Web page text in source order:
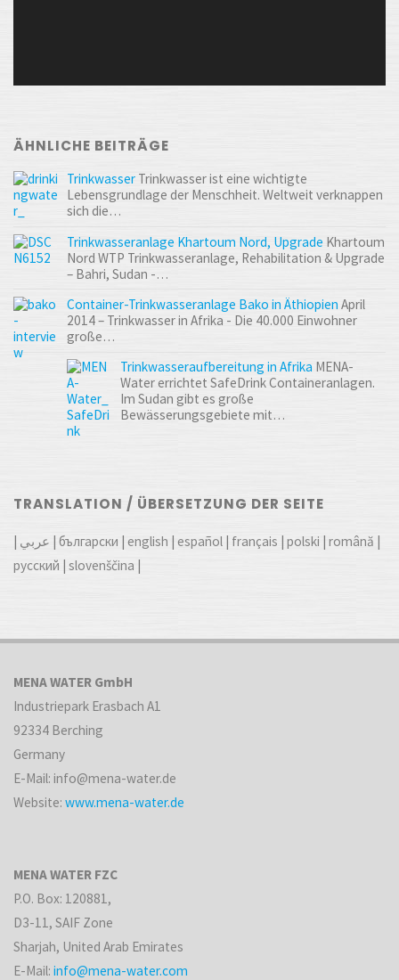
ÄHNLICHE BEITRÄGE
Trinkwasser Trinkwasser ist eine wichtigte
Lebensgrundlage der Menschheit. Weltweit verknappen
sich die…
Trinkwasseranlage Khartoum Nord, Upgrade Khartoum
Nord WTP Trinkwasseranlage, Rehabilitation & Upgrade
– Bahri, Sudan -…
Container-Trinkwasseranlage Bako in Äthiopien April
2014 – Trinkwasser in Afrika - Die 40.000 Einwohner
große…
Trinkwasseraufbereitung in Afrika MENA-
Water errichtet SafeDrink Containeranlagen.
Im Sudan gibt es große
Bewässerungsgebiete mit…
TRANSLATION / ÜBERSETZUNG DER SEITE
| عربي |български |english | español | français |polski |română |
русский |slovenščina |
MENA WATER GmbH
Industriepark Erasbach A1
92334 Berching
Germany
E-Mail: info@mena-water.de
Website:www.mena-water.de
MENA WATER FZC
P.O. Box: 120881,
D3-11, SAIF Zone
Sharjah, United Arab Emirates
E-Mail:info@mena-water.com